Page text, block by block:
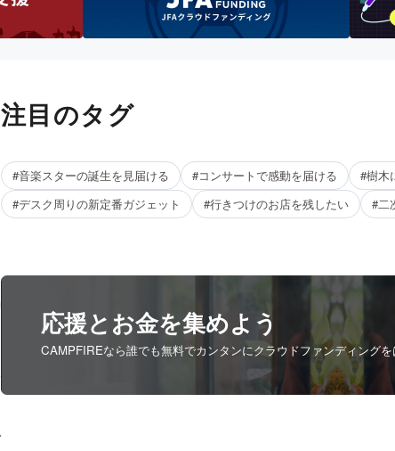
注目のタグ
#音楽スターの誕生を見届ける #コンサートで感動を届ける #樹木
#デスク周りの新定番ガジェット
#行きつけのお店を残したい #二
応援とお金を集めよう
CAMPFIREなら誰でも無料でカンタンにクラウドファンディング